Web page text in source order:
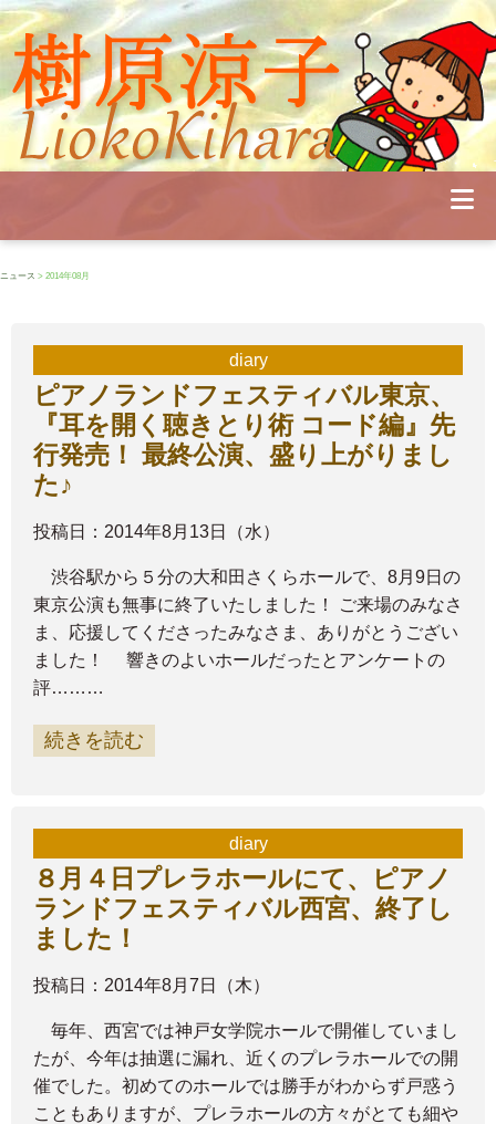
Profile
Concert
Seminar
Diary
ニュース > 2014年08月
diary
ピアノランドフェスティバル東京、
『耳を開く聴きとり術 コード編』先
行発売！ 最終公演、盛り上がりまし
た♪
投稿日：2014年8月13日（水）
渋谷駅から５分の大和田さくらホールで、8月9日の
東京公演も無事に終了いたしました！ ご来場のみなさ
ま、応援してくださったみなさま、ありがとうござい
ました！ 響きのよいホールだったとアンケートの
評………
続きを読む
diary
８月４日プレラホールにて、ピアノ
ランドフェスティバル西宮、終了し
ました！
投稿日：2014年8月7日（木）
毎年、西宮では神戸女学院ホールで開催していまし
たが、今年は抽選に漏れ、近くのプレラホールでの開
催でした。初めてのホールでは勝手がわからず戸惑う
こともありますが、プレラホールの方々がとても細や